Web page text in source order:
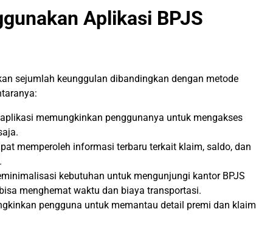
Aplikasi BPJS
sejumlah keunggulan dibandingkan dengan metode
memungkinkan penggunanya untuk mengakses
memperoleh informasi terbaru terkait klaim, saldo, dan
kebutuhan untuk mengunjungi kantor BPJS
menghemat waktu dan biaya transportasi.
pengguna untuk memantau detail premi dan klaim